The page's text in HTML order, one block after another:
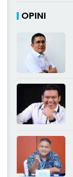
OPINI